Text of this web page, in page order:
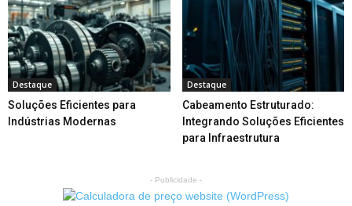
Destaque
Soluções Eficientes para
Indústrias Modernas
Destaque
Cabeamento Estruturado:
Integrando Soluções Eficientes
para Infraestrutura
- Publicidade -